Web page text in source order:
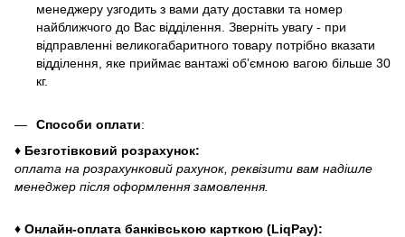
менеджеру узгодить з вами дату доставки та номер
найближчого до Вас відділення. Зверніть увагу - при
відправленні великогабаритного товару потрібно вказати
відділення, яке приймає вантажі об’ємною вагою більше 30
кг.
Способи оплати:
♦ Безготівковий розрахунок:
оплата на розрахунковий рахунок, реквізити вам надішле
менеджер після оформлення замовлення.
♦ Онлайн-оплата банківською карткою (LiqPay):